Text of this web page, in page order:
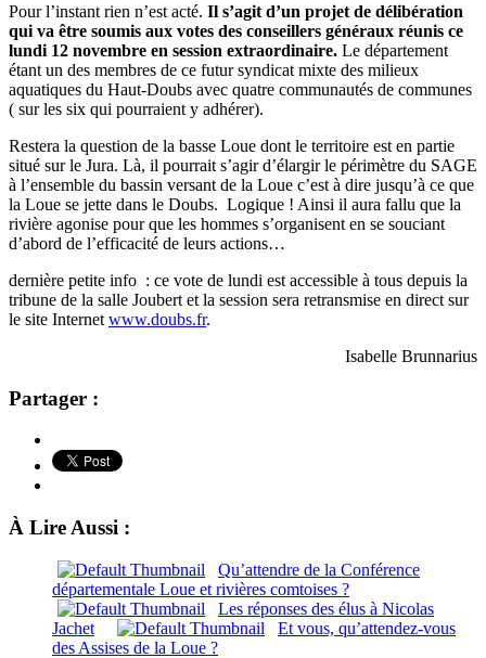
Pour l’instant rien n’est acté. Il s’agit d’un projet de délibération
qui va être soumis aux votes des conseillers généraux réunis ce
lundi 12 novembre en session extraordinaire. Le département
étant un des membres de ce futur syndicat mixte des milieux
aquatiques du Haut-Doubs avec quatre communautés de communes
( sur les six qui pourraient y adhérer).
Restera la question de la basse Loue dont le territoire est en partie
situé sur le Jura. Là, il pourrait s’agir d’élargir le périmètre du SAGE
à l’ensemble du bassin versant de la Loue c’est à dire jusqu’à ce que
la Loue se jette dans le Doubs. Logique ! Ainsi il aura fallu que la
rivière agonise pour que les hommes s’organisent en se souciant
d’abord de l’efficacité de leurs actions…
dernière petite info : ce vote de lundi est accessible à tous depuis la
tribune de la salle Joubert et la session sera retransmise en direct sur
le site Internet www.doubs.fr.
Isabelle Brunnarius
Partager :
À Lire Aussi :
Qu’attendre de la Conférence
départementale Loue et rivières comtoises ?
Les réponses des élus à Nicolas
Jachet
Et vous, qu’attendez-vous
des Assises de la Loue ?